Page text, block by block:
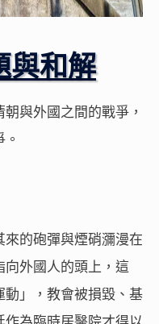
與和解
與外國之間的戰爭，
的砲彈與煙硝瀰漫在
外國人的頭上，這
動」，教會被損毀、基